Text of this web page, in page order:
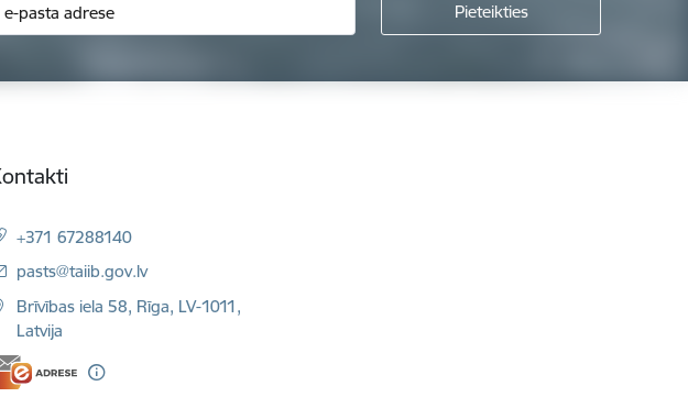
+371 67288140
E-pasts:
pasts@taiib.gov.lv
Brīvības iela 58, Rīga, LV-1011,
Latvija